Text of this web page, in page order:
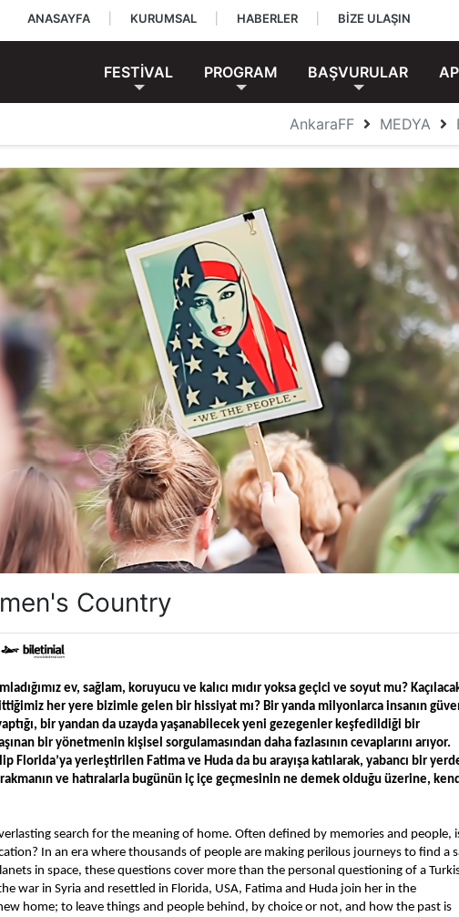
ANASAYFA KURUMSAL HABERLER BİZE ULAŞIN
FESTİVAL PROGRAM BAŞVURULAR
AnkaraFF MEDYA
Country
ev, sağlam, koruyucu ve kalıcı mıdır yoksa geçici ve soyut mu?
her yere bizimle gelen bir hissiyat mı? Bir yanda milyonlarca insanın
bir yandan da uzayda yaşanabilecek yeni gezegenler keşfedildiği bir
bir yönetmenin kişisel sorgulamasından daha fazlasının cevaplarını arıyor.
yerleştirilen Fatima ve Huda da bu arayışa katılarak, yabancı bir
ve hatıralarla bugünün iç içe geçmesinin ne demek olduğu üzerine,
search for the meaning of home. Often defined by memories and people,
In an era where thousands of people are making perilous journeys to find a
in space, these questions cover more than the personal questioning of a
war in Syria and resettled in Florida, USA, Fatima and Huda join her in the
home; to leave things and people behind, by choice or not, and how the past is